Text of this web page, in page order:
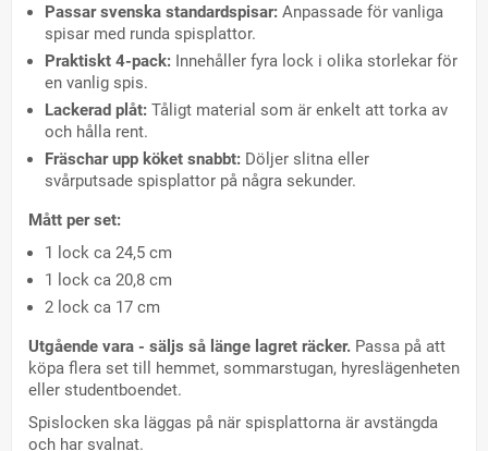
Passar svenska standardspisar: Anpassade för vanliga
spisar med runda spisplattor.
Praktiskt 4-pack: Innehåller fyra lock i olika storlekar för
en vanlig spis.
Lackerad plåt: Tåligt material som är enkelt att torka av
och hålla rent.
Fräschar upp köket snabbt: Döljer slitna eller
svårputsade spisplattor på några sekunder.
Mått per set:
1 lock ca 24,5 cm
1 lock ca 20,8 cm
2 lock ca 17 cm
Utgående vara - säljs så länge lagret räcker. Passa på att
köpa flera set till hemmet, sommarstugan, hyreslägenheten
eller studentboendet.
Spislocken ska läggas på när spisplattorna är avstängda
och har svalnat.